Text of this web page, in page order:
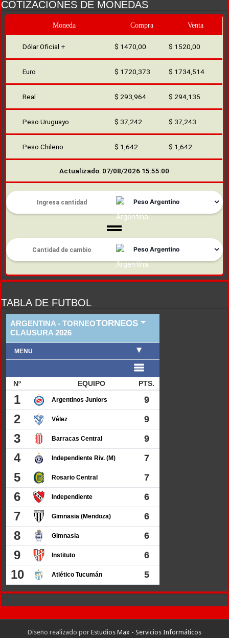
COTIZACIONES DE MONEDAS
Moneda Compra Venta
Dólar Oficial + $ 1470,00 $ 1520,00
Euro $ 1720,373 $ 1734,514
Real $ 293,964 $ 294,135
Peso Uruguayo $ 37,242 $ 37,243
Peso Chileno $ 1,642 $ 1,642
Actualizado: 07/08/2026 15:55:00
TABLA DE FUTBOL
Diseño realizado por Estudios Max - Servicios Informáticos